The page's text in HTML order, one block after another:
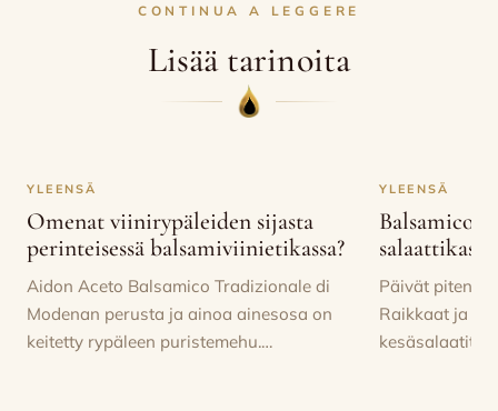
CONTINUA A LEGGERE
Lisää tarinoita
YLEENSÄ
Omenat viinirypäleiden sijasta
perinteisessä balsamiviinietikassa?
Aidon Aceto Balsamico Tradizionale di
Modenan perusta ja ainoa ainesosa on
keitetty rypäleen puristemehu.…
YLEENSÄ
Balsamico
Päivät
Raikkaat ja
kesäsalaatit